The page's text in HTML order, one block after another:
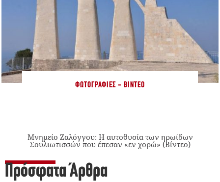
ΦΩΤΟΓΡΑΦΊΕΣ - ΒΊΝΤΕΟ
Μνημείο Ζαλόγγου: Η αυτοθυσία των ηρωίδων
Σουλιωτισσών που έπεσαν «εν χορώ» (Βίντεο)
Πρόσφατα Άρθρα